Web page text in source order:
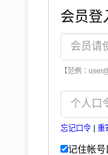
会员登
【范例：
忘记口令 重
记住帐号